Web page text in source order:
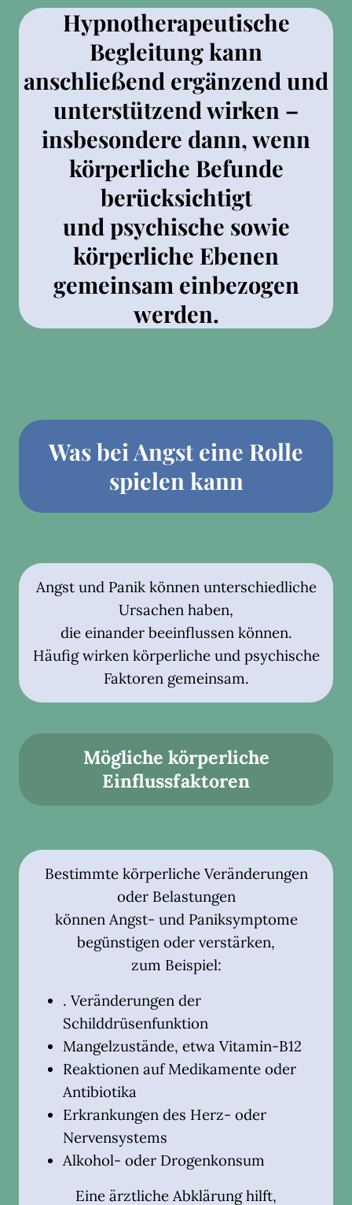
Hypnotherapeutische
Begleitung kann
anschließend ergänzend und
unterstützendwirken –
insbesondere dann, wenn
körperliche Befunde
berücksichtigt
und psychische sowie
körperliche Ebenen
gemeinsam einbezogen
werden.
Was bei Angst eine Rolle
spielen kann
Angst und Panik können unterschiedliche
Ursachen haben,
die einander beeinflussen können.
Häufig wirken körperliche und psychische
Faktoren gemeinsam.
Mögliche körperliche
Einflussfaktoren
Bestimmte körperliche Veränderungen
oder Belastungen
können Angst- und Paniksymptome
begünstigen oder verstärken,
zum Beispiel:
. Veränderungen der
Schilddrüsenfunktion
Mangelzustände, etwa Vitamin-B12
Reaktionen auf Medikamente oder
Antibiotika
Erkrankungen des Herz- oder
Nervensystems
Alkohol- oder Drogenkonsum
Eine ärztliche Abklärung hilft,